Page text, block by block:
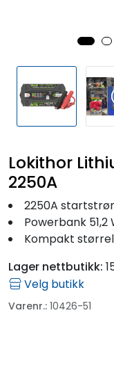
Lokithor
2250A
2250A
Powerbank
Kompakt
Lager nettbutikk:
Velg butikk
Varenr.: 10426-51
Båtpleie/
Seil
Kampanje